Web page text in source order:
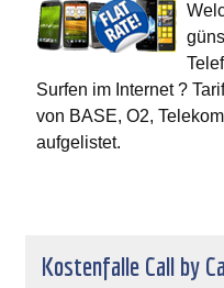
Surfen im Internet ?
von BASE, O2,
aufgelistet.
Kostenfalle Call by